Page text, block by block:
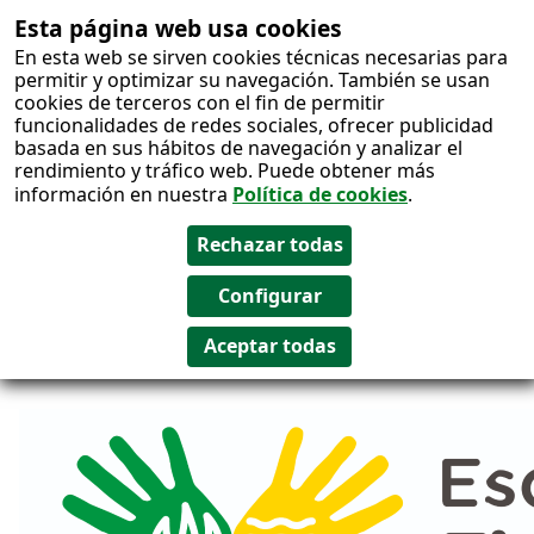
Esta página web usa cookies
En esta web se sirven cookies técnicas necesarias para
permitir y optimizar su navegación. También se usan
cookies de terceros con el fin de permitir
funcionalidades de redes sociales, ofrecer publicidad
basada en sus hábitos de navegación y analizar el
rendimiento y tráfico web. Puede obtener más
información en nuestra Política de cookies.
Salto al
contenido